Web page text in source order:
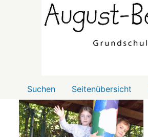
Menü2
Suchen Seitenübersicht